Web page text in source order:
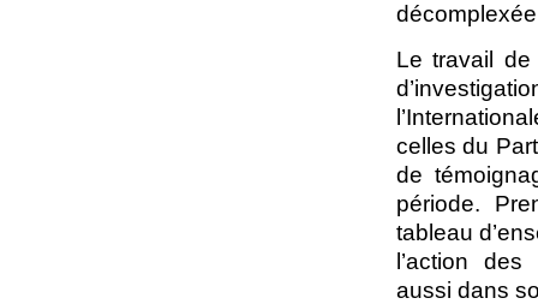
Le travail de
celles du
de
période.
tableau
l’action
aussi dans